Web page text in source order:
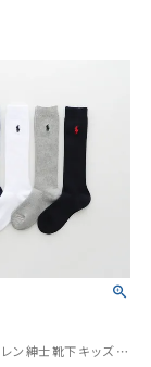
ポロ ラルフ ローレン 紳士 靴下 キッズ 子供